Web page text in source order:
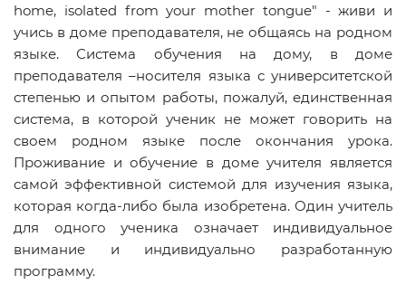
home, isolated from your mother tongue" - живи и
учись в доме преподавателя, не общаясь на родном
языке. Система обучения на дому, в доме
преподавателя –носителя языка с университетской
степенью и опытом работы, пожалуй, единственная
система, в которой ученик не может говорить на
своем родном языке после окончания урока.
Проживание и обучение в доме учителя является
самой эффективной системой для изучения языка,
которая когда-либо была изобретена. Один учитель
для одного ученика означает индивидуальное
внимание и индивидуально разработанную
программу.